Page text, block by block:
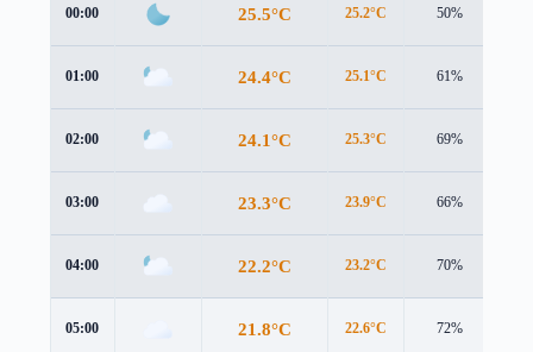
00:00 25.5°C 25.2°C 50%
01:00 24.4°C 25.1°C 61%
02:00 24.1°C 25.3°C 69%
03:00 23.3°C 23.9°C 66%
04:00 22.2°C 23.2°C 70%
05:00 21.8°C 22.6°C 72%